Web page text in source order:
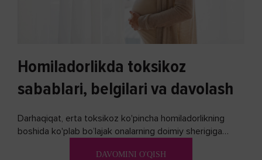
Homiladorlikda toksikoz
sabablari, belgilari va davolash
Darhaqiqat, erta toksikoz ko'pincha homiladorlikning
boshida ko'plab bo’lajak onalarning doimiy sherigiga
biron bir usuli bormi?DAVOMINI O'QISH